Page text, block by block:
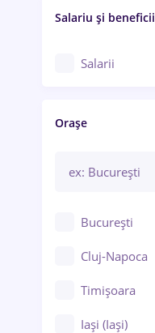
Salariu și beneficii
Salarii
Orașe
București
Cluj-Napoca
Timișoara
Iași (Iași)